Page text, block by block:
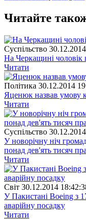
Читайте
Суспiльство
На Черкащині чоловік
Читати
Полiтика 30.12.2014
Яценюк назвав умову
Читати
Суспiльство
У новорічну ніч
понад дев'ять тисяч
Читати
Свiт 30.12.2014
У Пакистані Boeing з
аварійну посадку
Читати